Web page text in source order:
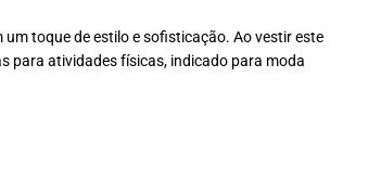
toque de estilo e sofisticação. Ao vestir este
para atividades físicas, indicado para moda